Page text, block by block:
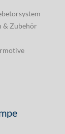
& Zubehör